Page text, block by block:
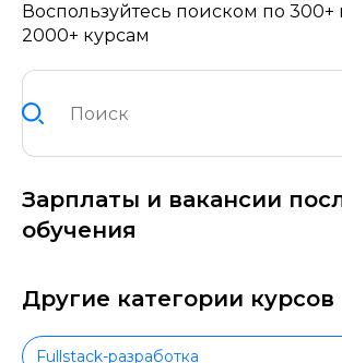
Воспользуйтесь поиском по 300+
2000+ курсам
Зарплаты и вакансии
обучения
Другие категории курсов
Fullstack-разработка